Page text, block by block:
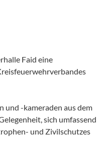
Faid eine
und -kameraden aus dem
sich umfassend
und Zivilschutzes